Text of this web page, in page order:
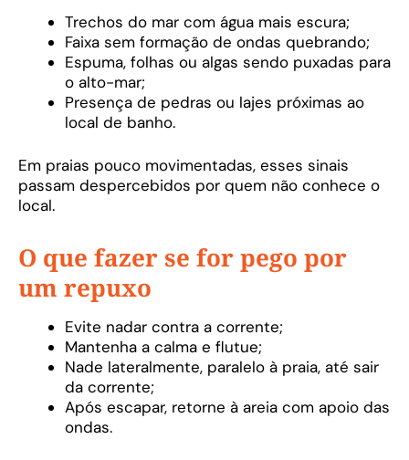
Trechos do mar com água mais escura;
Faixa sem formação de ondas quebrando;
Espuma, folhas ou algas sendo puxadas para
o alto-mar;
Presença de pedras ou lajes próximas ao
local de banho.
Em praias pouco movimentadas, esses sinais
passam despercebidos por quem não conhece o
local.
O que fazer se for pego por
um repuxo
Evite nadar contra a corrente;
Mantenha a calma e flutue;
Nade lateralmente, paralelo à praia, até sair
da corrente;
Após escapar, retorne à areia com apoio das
ondas.